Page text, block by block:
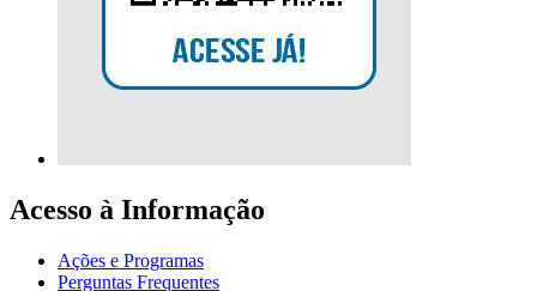
Acesso à Informação
Ações e Programas
Perguntas Frequentes